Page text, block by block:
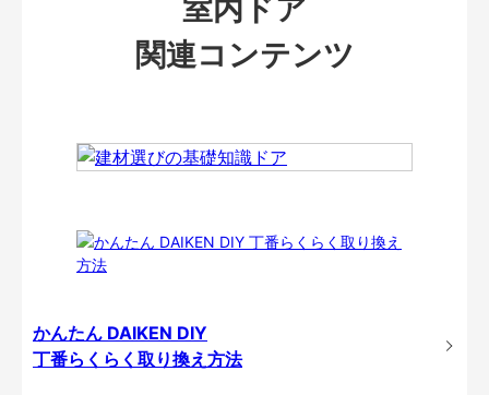
室内ドア
関連コンテンツ
かんたん DAIKEN DIY
丁番らくらく取り換え方法